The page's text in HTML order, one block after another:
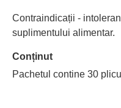
Contraindicații -
suplimentului alimentar.
Conținut
Pachetul contine 30